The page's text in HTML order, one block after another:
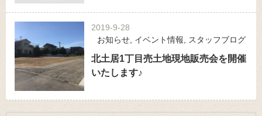
2019-9-28
お知らせ イベント情報 スタッフブログ
北土居1丁目売土地現地販売会を開催
いたします♪